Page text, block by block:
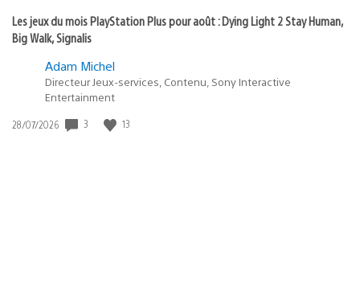
Les jeux du mois PlayStation Plus pour août : Dying Light 2 Stay Human,
Big Walk, Signalis
Adam Michel
Directeur Jeux-services, Contenu, Sony Interactive
Entertainment
Date
28/07/2026 3 13